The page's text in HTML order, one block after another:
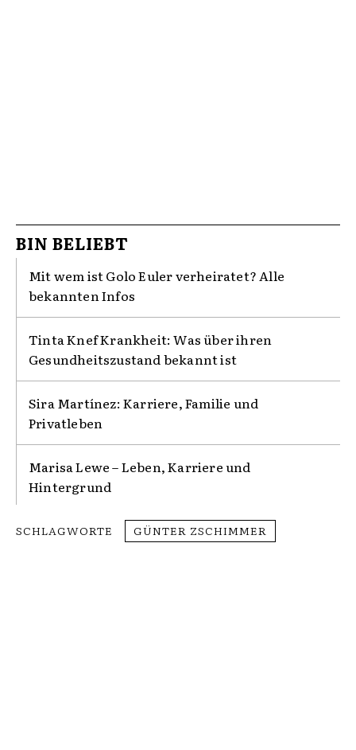
BIN BELIEBT
Mit wem ist Golo Euler verheiratet? Alle
bekannten Infos
Tinta Knef Krankheit: Was über ihren
Gesundheitszustand bekannt ist
Sira Martínez: Karriere, Familie und
Privatleben
Marisa Lewe – Leben, Karriere und
Hintergrund
SCHLAGWORTE GÜNTER ZSCHIMMER